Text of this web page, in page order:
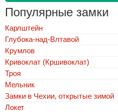
Популярные замки
Карлштейн
Глубока-над-Влтавой
Крумлов
Кривоклат (Кршивоклат)
Троя
Мельник
Замки в Чехии, открытые зимой
Локет